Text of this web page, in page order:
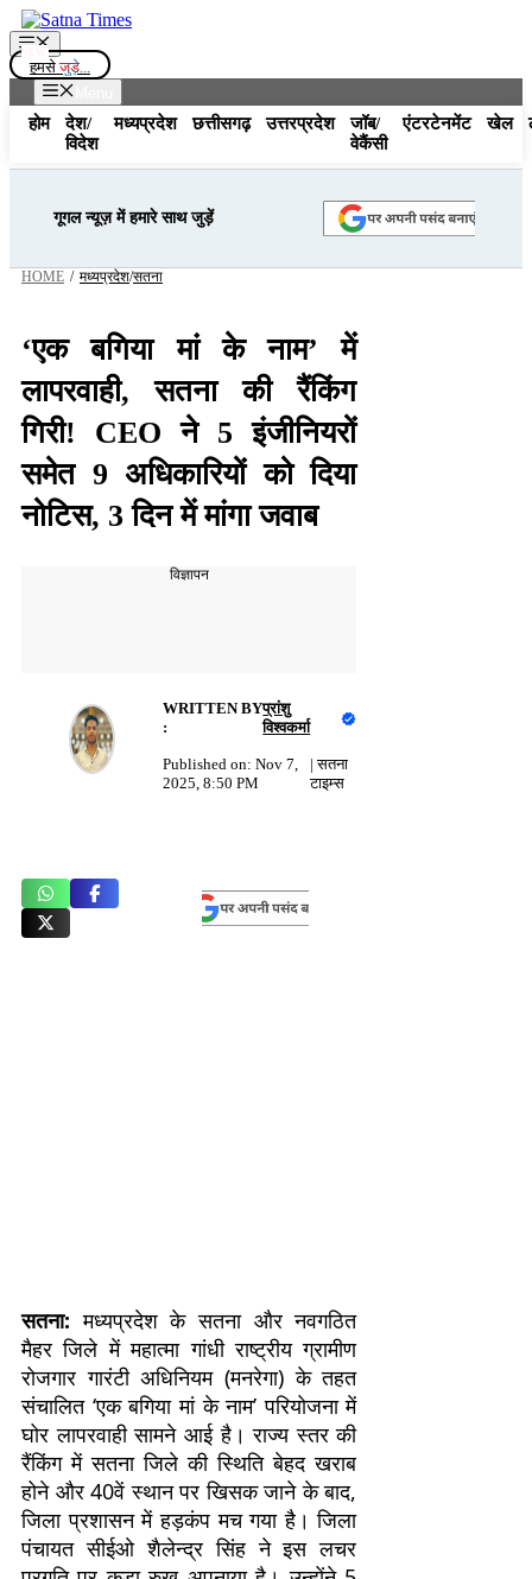
Skip
to
content
Menu
हमसे जुड़े...
होम
देश/
विदेश
मध्यप्रदेश छत्तीसगढ़ उत्तरप्रदेश
जॉब/
वेकैंसी
एंटरटेनमेंट खेल
गूगल न्यूज़ में हमारे साथ जुड़ें
HOME / मध्यप्रदेश/सतना
‘एक बगिया मां के नाम’ में
लापरवाही, सतना की रैंकिंग
गिरी! CEO ने 5 इंजीनियरों
समेत 9 अधिकारियों को दिया
नोटिस, 3 दिन में मांगा जवाब
विज्ञापन
WRITTEN BY
:
प्रांशु
विश्वकर्मा
Published on: Nov 7,
2025, 8:50 PM
|सतना
टाइम्स
सतना: मध्यप्रदेश के सतना और नवगठित
मैहर जिले में महात्मा गांधी राष्ट्रीय ग्रामीण
रोजगार गारंटी अधिनियम (मनरेगा) के तहत
संचालित ‘एक बगिया मां के नाम’ परियोजना में
घोर लापरवाही सामने आई है। राज्य स्तर की
रैंकिंग में सतना जिले की स्थिति बेहद खराब
होने और 40वें स्थान पर खिसक जाने के बाद,
जिला प्रशासन में हड़कंप मच गया है। जिला
पंचायत सीईओ शैलेन्द्र सिंह ने इस लचर